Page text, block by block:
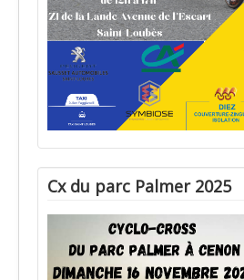
Cx du parc Palmer 2025